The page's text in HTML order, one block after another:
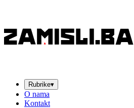
Rubrike▾
O nama
Kontakt